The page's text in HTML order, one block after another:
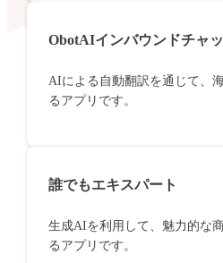
ObotAIインバウンドチャ
AIによる自動翻訳を通じて、
るアプリです。
誰でもエキスパート
生成AIを利用して、魅力的な
るアプリです。